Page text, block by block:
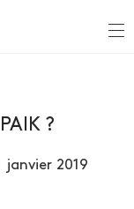
?
janvier 2019